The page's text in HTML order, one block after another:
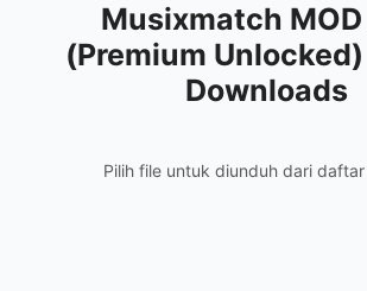
Musixmatch MOD
(Premium Unlocked)
Downloads
Pilih file untuk diunduh dari